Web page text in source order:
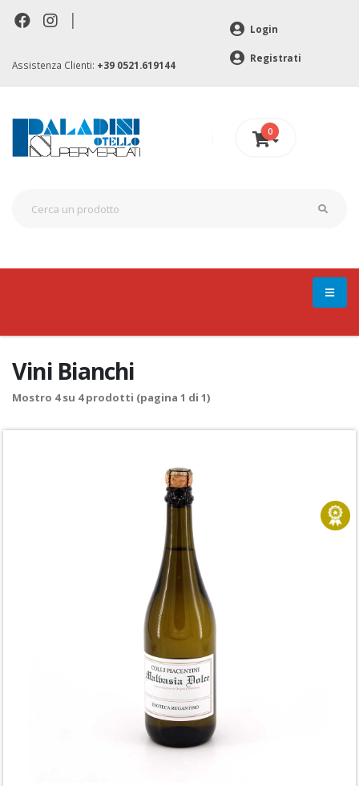
|
Assistenza Clienti: +39 0521.619144
Login
Registrati
0
Vini Bianchi
Mostro 4su 4prodotti (pagina 1 di 1)